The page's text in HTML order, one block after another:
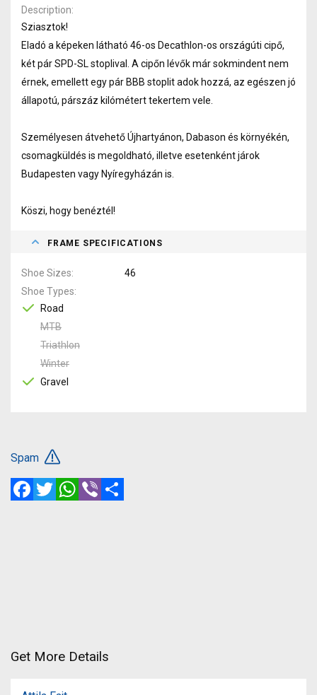
Description
Sziasztok!
Eladó a képeken látható 46-os Decathlon-os országúti cipő,
két pár SPD-SL stoplival. A cipőn lévők már sokmindent nem
érnek, emellett egy pár BBB stoplit adok hozzá, az egészen jó
állapotú, párszáz kilómétert tekertem vele.
Személyesen átvehető Újhartyánon, Dabason és környékén,
csomagküldés is megoldható, illetve esetenként járok
Budapesten vagy Nyíregyházán is.
Köszi, hogy benéztél!
FRAME SPECIFICATIONS
Shoe Sizes
46
Shoe Types
Road
MTB
Triathlon
Winter
Gravel
Spam
FacebookTwitterWhatsApp
Viber
Get More Details